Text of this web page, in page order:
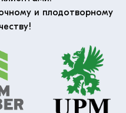
и плодотворному